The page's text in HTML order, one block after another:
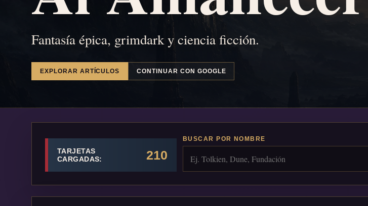
Fantasía épica, grimdark y ciencia ficción.
EXPLORAR ARTÍCULOS CONTINUAR CON GOOGLE
TARJETAS
CARGADAS:
210
BUSCAR POR NOMBRE